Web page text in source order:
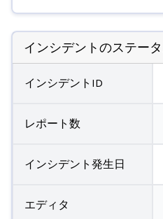
インシデントのステー
インシデントID
レポート数
インシデント発生日
エディタ